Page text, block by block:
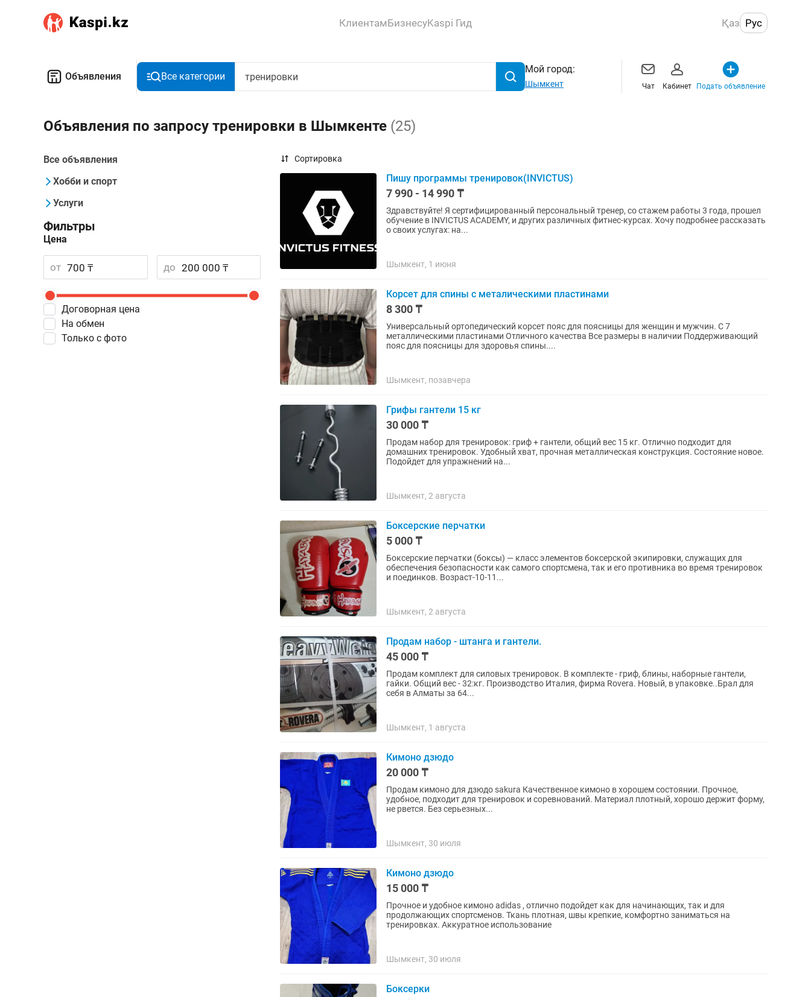
КлиентамБизнесуKaspi Гид Қаз Рус
Объявления Все категории
Мой город:
Шымкент Чат Кабинет Подать объявление
Объявления по запросу тренировки в Шымкенте (25)
Все объявления
Хобби и спорт
Услуги
Фильтры
Цена
от до
Договорная цена
На обмен
Только с фото
Сортировка
Пишу программы тренировок(INVICTUS)
7 990 - 14 990 ₸
Здравствуйте! Я сертифицированный персональный тренер, со стажем работы 3 года, прошел
обучение в INVICTUS ACADEMY, и других различных фитнес-курсах. Хочу подробнее рассказать
о своих услугах: на...
Шымкент, 1 июня
Корсет для спины с металическими пластинами
8 300 ₸
Универсальный ортопедический корсет пояс для поясницы для женщин и мужчин. С 7
металлическими пластинами Отличного качества Все размеры в наличии Поддерживающий
пояс для поясницы для здоровья спины....
Шымкент, позавчера
Грифы гантели 15 кг
30 000 ₸
Продам набор для тренировок: гриф + гантели, общий вес 15 кг. Отлично подходит для
домашних тренировок. Удобный хват, прочная металлическая конструкция. Состояние новое.
Подойдет для упражнений на...
Шымкент, 2 августа
Боксерские перчатки
5 000 ₸
Боксерские перчатки (боксы) — класс элементов боксерской экипировки, служащих для
обеспечения безопасности как самого спортсмена, так и его противника во время тренировок
и поединков. Возраст-10-11...
Шымкент, 2 августа
Продам набор - штанга и гантели.
45 000 ₸
Продам комплект для силовых тренировок. В комплекте - гриф, блины, наборные гантели,
гайки. Общий вес - 32:кг. Производство Италия, фирма Rovera. Новый, в упаковке..Брал для
себя в Алматы за 64...
Шымкент, 1 августа
Кимоно дзюдо
20 000 ₸
Продам кимоно для дзюдо sakura Качественное кимоно в хорошем состоянии. Прочное,
удобное, подходит для тренировок и соревнований. Материал плотный, хорошо держит форму,
не рвется. Без серьезных...
Шымкент, 30 июля
Кимоно дзюдо
15 000 ₸
Прочное и удобное кимоно adidas , отлично подойдет как для начинающих, так и для
продолжающих спортсменов. Ткань плотная, швы крепкие, комфортно заниматься на
тренировках. Аккуратное использование
Шымкент, 30 июля
Боксерки